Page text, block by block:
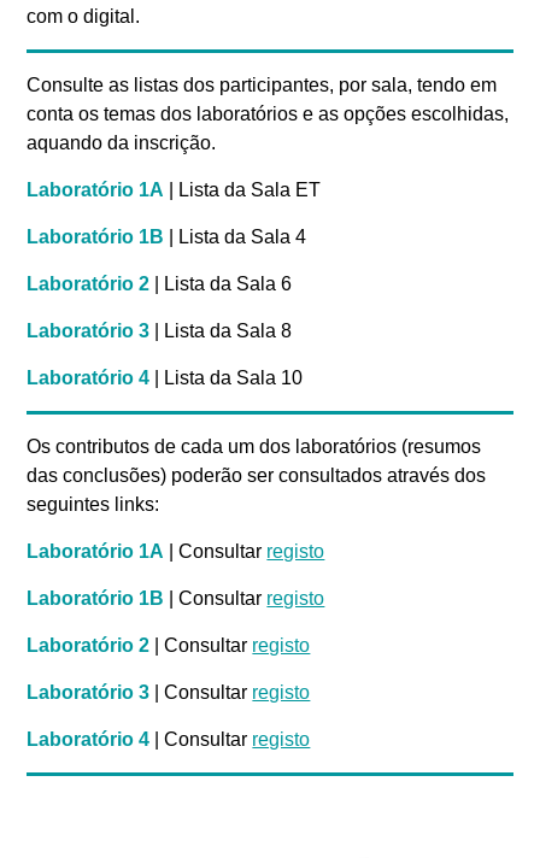
com o digital.
Consulte as listas dos participantes, por sala, tendo em
conta os temas dos laboratórios e as opções escolhidas,
aquando da inscrição.
Laboratório 1A | Lista da Sala ET
Laboratório 1B | Lista da Sala 4
Laboratório 2 | Lista da Sala 6
Laboratório 3 | Lista da Sala 8
Laboratório 4 | Lista da Sala 10
Os contributos de cada um dos laboratórios (resumos
das conclusões) poderão ser consultados através dos
seguintes links:
Laboratório 1A | Consultar registo
Laboratório 1B | Consultar registo
Laboratório 2 | Consultar registo
Laboratório 3 | Consultar registo
Laboratório 4 | Consultar registo